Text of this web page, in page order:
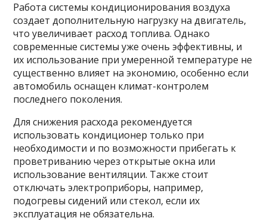
Работа системы кондиционирования воздуха
создает дополнительную нагрузку на двигатель,
что увеличивает расход топлива. Однако
современные системы уже очень эффективны, и
их использование при умеренной температуре не
существенно влияет на экономию, особенно если
автомобиль оснащен климат-контролем
последнего поколения.
Для снижения расхода рекомендуется
использовать кондиционер только при
необходимости и по возможности прибегать к
проветриванию через открытые окна или
использование вентиляции. Также стоит
отключать электроприборы, например,
подогревы сидений или стекол, если их
эксплуатация не обязательна.